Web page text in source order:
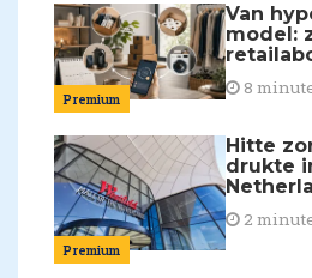
Premium
Van
model:
8
Premium
Hitte
drukte
2